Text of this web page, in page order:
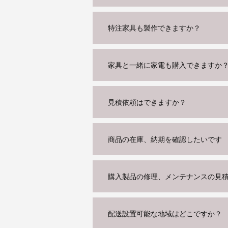
特注家具も製作できますか？
家具と一緒に家電も購入できますか？
見積依頼はできますか？
商品の在庫、納期を確認したいです
購入製品の修理、メンテナンスの見
配送設置可能な地域はどこですか？